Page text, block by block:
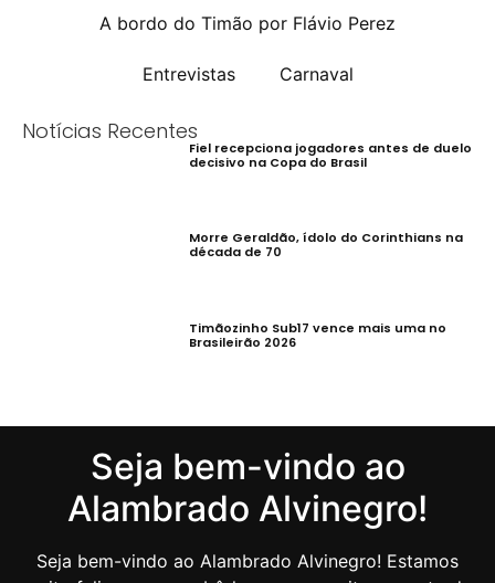
A bordo do Timão por Flávio Perez
Entrevistas Carnaval
Notícias Recentes
Fiel recepciona jogadores antes de duelo
decisivo na Copa do Brasil
Morre Geraldão, ídolo do Corinthians na
década de 70
Timãozinho Sub17 vence mais uma no
Brasileirão 2026
Seja bem-vindo ao
Alambrado Alvinegro!
Seja bem-vindo ao Alambrado Alvinegro! Estamos